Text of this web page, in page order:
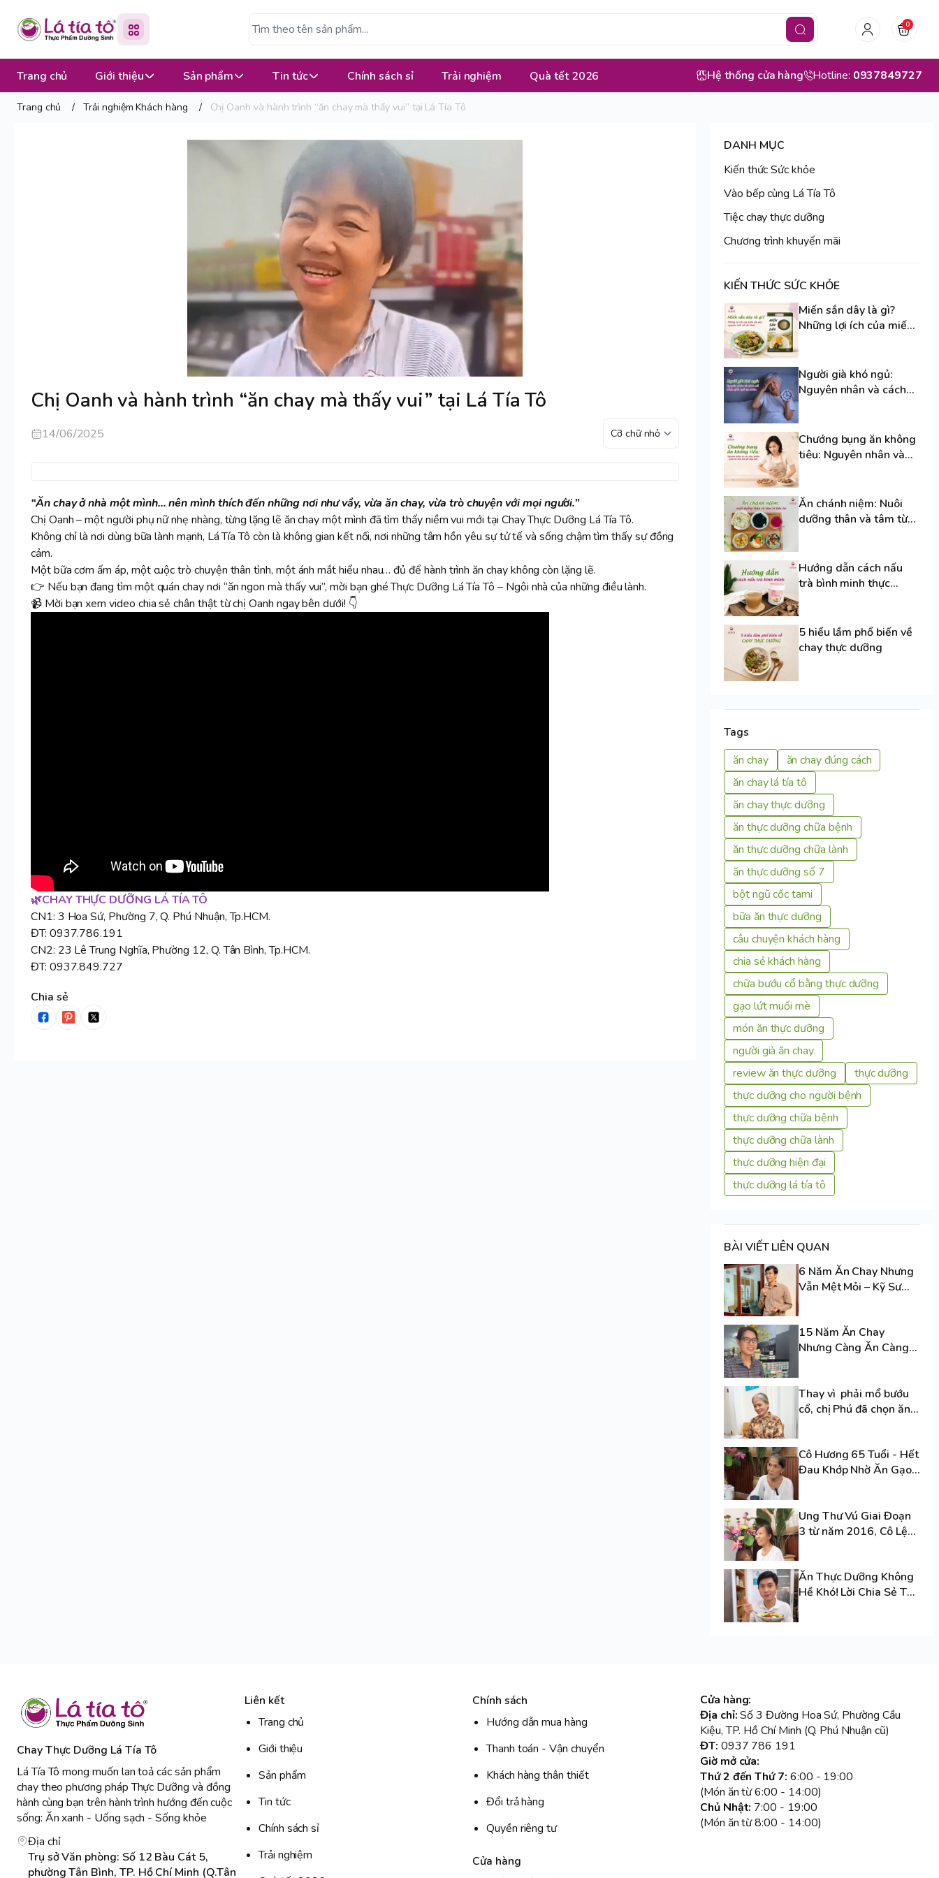
0
Trang chủ Giới thiệu Sản phẩm Tin tức Chính sách sỉ Trải nghiệm Quà tết 2026 Hệ thống cửa hàng Hotline: 0937849727
Trang chủ / Trải nghiệm Khách hàng / Chị Oanh và hành trình “ăn chay mà thấy vui” tại Lá Tía Tô
Chị Oanh và hành trình “ăn chay mà thấy vui” tại Lá Tía Tô
14/06/2025
“Ăn chay ở nhà một mình… nên mình thích đến những nơi như vầy, vừa ăn chay, vừa trò chuyện với mọi người.”
Chị Oanh – một người phụ nữ nhẹ nhàng, từng lặng lẽ ăn chay một mình đã tìm thấy niềm vui mới tại Chay Thực Dưỡng Lá Tía Tô.
Không chỉ là nơi dùng bữa lành mạnh, Lá Tía Tô còn là không gian kết nối, nơi những tâm hồn yêu sự tử tế và sống chậm tìm thấy sự đồng
cảm.
Một bữa cơm ấm áp, một cuộc trò chuyện thân tình, một ánh mắt hiểu nhau… đủ để hành trình ăn chay không còn lặng lẽ.
👉 Nếu bạn đang tìm một quán chay nơi “ăn ngon mà thấy vui”, mời bạn ghé Thực Dưỡng Lá Tía Tô – Ngôi nhà của những điều lành.
📹 Mời bạn xem video chia sẻ chân thật từ chị Oanh ngay bên dưới! 👇
🌿CHAY THỰC DƯỠNG LÁ TÍA TÔ
CN1: 3 Hoa Sứ, Phường 7, Q. Phú Nhuận, Tp.HCM.
ĐT: 0937.786.191
CN2: 23 Lê Trung Nghĩa, Phường 12, Q. Tân Bình, Tp.HCM.
ĐT: 0937.849.727
Chia sẻ
DANH MỤC
Kiến thức Sức khỏe
Vào bếp cùng Lá Tía Tô
Tiệc chay thực dưỡng
Chương trình khuyến mãi
KIẾN THỨC SỨC KHỎE
Miến sắn dây là gì?
Những lợi ích của miến
Người già khó ngủ:
Nguyên nhân và cách
Chướng bụng ăn không
tiêu: Nguyên nhân và
Ăn chánh niệm: Nuôi
dưỡng thân và tâm từ
Hướng dẫn cách nấu
trà bình minh thực
5 hiểu lầm phổ biến về
chay thực dưỡng
Tags
ăn chay
ăn chay đúng cách
ăn chay lá tía tô
ăn chay thực dưỡng
ăn thực dưỡng chữa bệnh
ăn thực dưỡng chữa lành
ăn thực dưỡng số 7
bột ngũ cốc tami
bữa ăn thực dưỡng
câu chuyện khách hàng
chia sẻ khách hàng
chữa bướu cổ bằng thực dưỡng
gạo lứt muối mè
món ăn thực dưỡng
người già ăn chay
review ăn thực dưỡng
thực dưỡng
thực dưỡng cho người bệnh
thực dưỡng chữa bệnh
thực dưỡng chữa lành
thực dưỡng hiện đại
thực dưỡng lá tía tô
BÀI VIẾT LIÊN QUAN
6 Năm Ăn Chay Nhưng
Vẫn Mệt Mỏi – Kỹ Sư
15 Năm Ăn Chay
Nhưng Càng Ăn Càng
Sức Khỏe!
Thay vì phải mổ bướu
cổ, chị Phú đã chọn ăn
nay
Cô Hương 65 Tuổi - Hết
Đau Khớp Nhờ Ăn Gạo
Ung Thư Vú Giai Đoạn
3 từ năm 2016, Cô Lệ
Ăn Thực Dưỡng Không
Hề Khó! Lời Chia Sẻ Từ
Chay Thực Dưỡng Lá Tía Tô
Lá Tía Tô mong muốn lan toả các sản phẩm
chay theo phương pháp Thực Dưỡng và đồng
hành cùng bạn trên hành trình hướng đến cuộc
sống: Ăn xanh - Uống sạch - Sống khỏe
Địa chỉ
Trụ sở Văn phòng: Số 12 Bàu Cát 5,
phường Tân Bình, TP. Hồ Chí Minh (Q.Tân
Liên kết
Trang chủ
Giới thiệu
Sản phẩm
Tin tức
Chính sách sỉ
Trải nghiệm
Chính sách
Hướng dẫn mua hàng
Thanh toán - Vận chuyển
Khách hàng thân thiết
Đổi trả hàng
Quyền riêng tư
Cửa hàng
Cửa hàng:
Địa chỉ:Số 3 Đường Hoa Sứ, Phường Cầu
Kiệu, TP. Hồ Chí Minh (Q. Phú Nhuận cũ)
ĐT: 0937 786 191
Giờ mở cửa:
Thứ 2 đến Thứ 7: 6:00 - 19:00
(Món ăn từ 6:00 - 14:00)
Chủ Nhật: 7:00 - 19:00
(Món ăn từ 8:00 - 14:00)